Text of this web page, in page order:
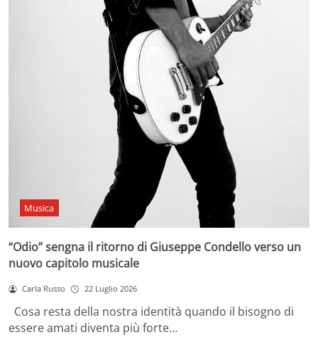
Musica
“Odio” sengna il ritorno di Giuseppe Condello verso un
nuovo capitolo musicale
Carla Russo 22 Luglio 2026
Cosa resta della nostra identità quando il bisogno di
essere amati diventa più forte…